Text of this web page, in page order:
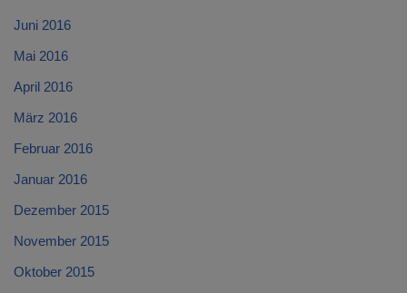
Juni 2016
Mai 2016
April 2016
März 2016
Februar 2016
Januar 2016
Dezember 2015
November 2015
Oktober 2015